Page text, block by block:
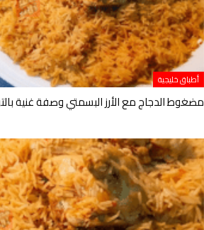
أطباق خليجية
مضغوط الدجاج مع الأرز البسمتي وصفة غنية